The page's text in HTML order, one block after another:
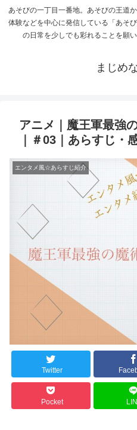
あそびの一丁目一番地。あそびの王道
体験などを中心に発信している「あそ
の日常を少しでも彩れることを願
まじめ
アニメ｜魔王軍最強
｜＃03｜あらすじ・
エンタメ風☆あらすじ紹介
Twitter
Pocket